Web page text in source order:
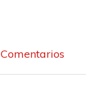
Comentarios